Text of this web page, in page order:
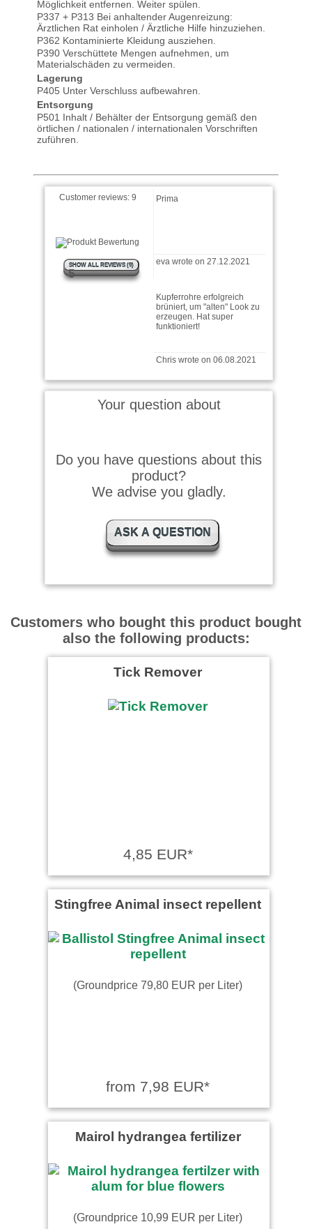
Möglichkeit entfernen. Weiter spülen.
P337 + P313 Bei anhaltender Augenreizung:
Ärztlichen Rat einholen / Ärztliche Hilfe hinzuziehen.
P362 Kontaminierte Kleidung ausziehen.
P390 Verschüttete Mengen aufnehmen, um
Materialschäden zu vermeiden.
Lagerung
P405 Unter Verschluss aufbewahren.
Entsorgung
P501 Inhalt / Behälter der Entsorgung gemäß den
örtlichen / nationalen / internationalen Vorschriften
zuführen.
Customer reviews: 9
5
SHOW ALL REVIEWS (9)
Stephan wrote on
19.07.2022
Alles bestens gelaufen,
Umsetzung.
erzeugen. Hat super
funktioniert!
Schnelle, problemlose
Lieferung; Top Produkt für
Top Resultate.
Beste Resultate, top Service
von Ballistol-Shop! Empfehle
ich jederzeit weiter.
Beat wrote on 17.10.2018
Schmitz wrote on 27.03.2018
Top Ergebnisse!
Super
Stephan wrote on
19.07.2022
Alles bestens gelaufen,
Bestellung, Lieferung und
Your question about
Do you have questions about this
product?
We advise you gladly.
ASK A QUESTION
Customers who bought this product bought
also the following products:
Tick Remover
4,85 EUR*
Stingfree Animal insect repellent
(Groundprice 79,80 EUR per Liter)
from 7,98 EUR*
Mairol hydrangea fertilizer
(Groundprice 10,99 EUR per Liter)